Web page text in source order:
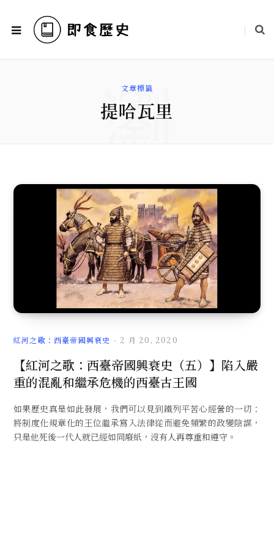
文章標籤
提哈瓦里
瀏
覽
文
章
紅河之歌：西臺帝國興衰史 2 月 20, 2020
【紅河之歌：西臺帝國興衰史（五）】陷入嚴
重的混亂和繼承危機的西臺古王國
如果歷史真是如此發展，我們可以見到鐵列平苦心經營的一切：
將制度化規章化的王位繼承寫入法律從而避免頻繁的政變陰謀，
只是他死後一代人就已經如同廢紙，沒有人再尊重和遵守。